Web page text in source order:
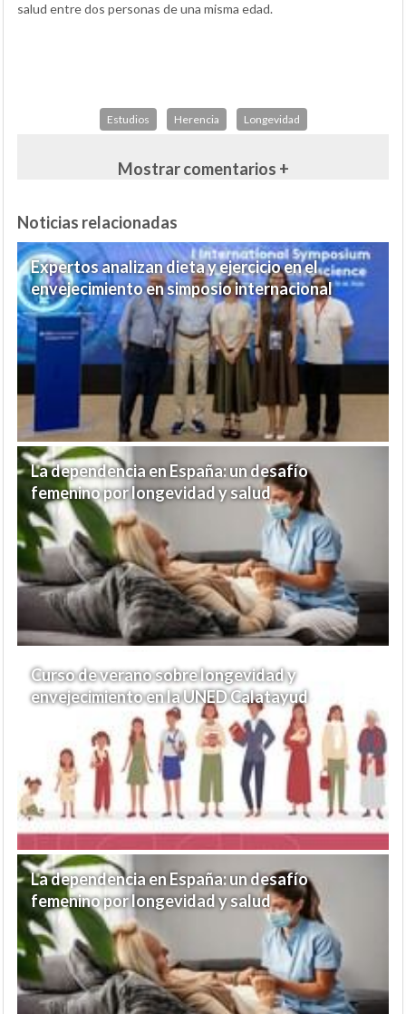
salud entre dos personas de una misma edad.
Estudios Herencia Longevidad
Mostrar comentarios +
Noticias relacionadas
Expertos analizan dieta y ejercicio en el
envejecimiento en simposio internacional
La dependencia en España: un desafío
femenino por longevidad y salud
Curso de verano sobre longevidad y
envejecimiento en la UNED Calatayud
La dependencia en España: un desafío
femenino por longevidad y salud